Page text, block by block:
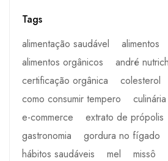
Tags
alimentação saudável
alimentos
alimentos orgânicos
andré
certificação orgânica
colesterol
como consumir tempero
e-commerce
extrato de própolis
gastronomia
gordura no fígado
hábitos saudáveis
mel missô